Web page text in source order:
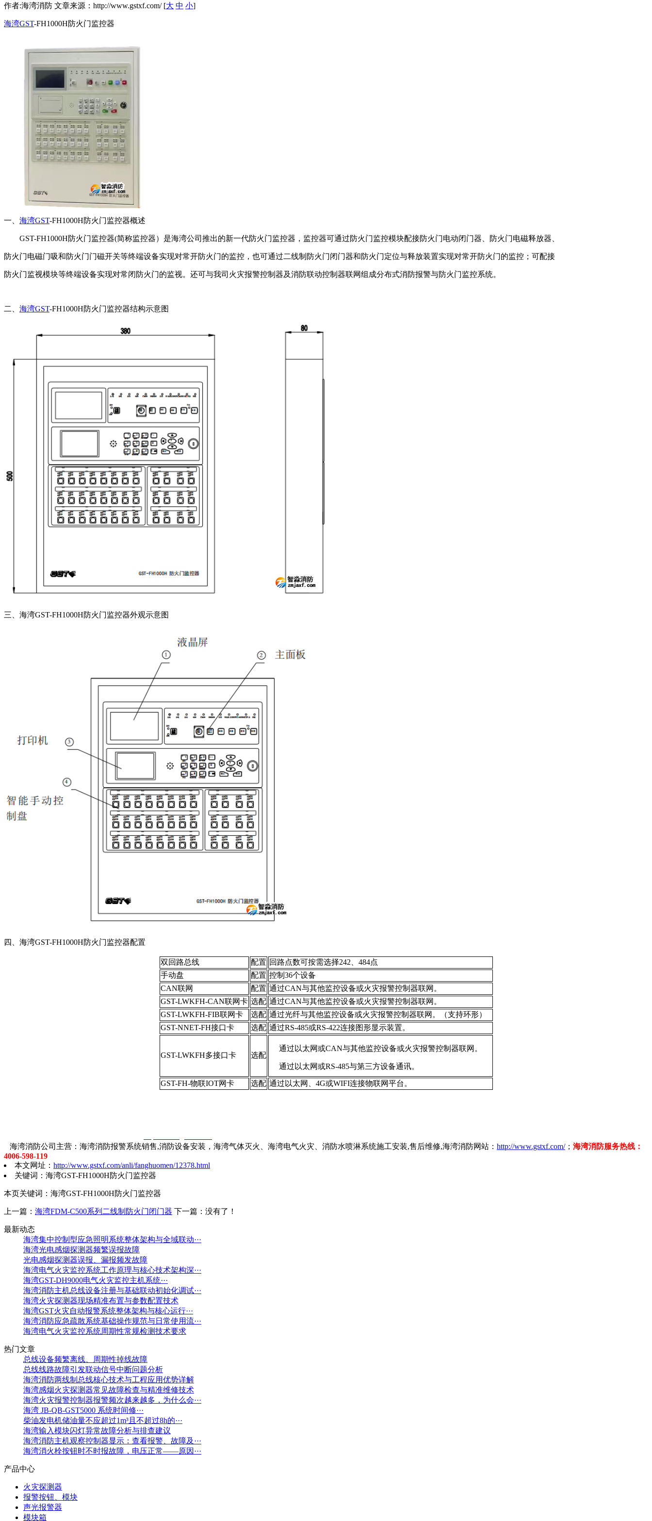
作者:海湾消防 文章来源：http://www.gstxf.com/ [大 中 小]
海湾GST-FH1000H防火门监控器
一、 海湾GST-FH1000H防火门监控器概述
GST-FH1000H防火门监控器(简称监控器）是海湾公司推出的新一代防火门监控器，监控器可通过防火门监控模块配接防火门电动闭门器、防火门电磁释放器、
防火门电磁门吸和防火门门磁开关等终端设备实现对常开防火门的监控，也可通过二线制防火门闭门器和防火门定位与释放装置实现对常开防火门的监控；可配接
防火门监视模块等终端设备实现对常闭防火门的监视。还可与我司火灾报警控制器及消防联动控制器联网组成分布式消防报警与防火门监控系统。
二、 海湾GST-FH1000H防火门监控器结构示意图
三、海湾GST-FH1000H防火门监控器外观示意图
四、海湾GST-FH1000H防火门监控器配置
双回路总线 配置 回路点数可按需选择242、484点
手动盘
配置 控制36个设备
CAN联网
配置 通过CAN与其他监控设备或火灾报警控制器联网。
GST-LWKFH-CAN联网卡 选配 通过CAN与其他监控设备或火灾报警控制器联网。
GST-LWKFH-FIB联网卡
选配 通过光纤与其他监控设备或火灾报警控制器联网。（支持环形）
GST-NNET-FH接口卡
选配 通过RS-485或RS-422连接图形显示装置。
GST-LWKFH多接口卡 选配
通过以太网或CAN与其他监控设备或火灾报警控制器联网。
通过以太网或RS-485与第三方设备通讯。
GST-FH-物联IOT网卡 选配 通过以太网、4G或WIFI连接物联网平台。
海湾消防公司主营：海湾消防报警系统销售,消防设备安装，海湾气体灭火、海湾电气火灾、消防水喷淋系统施工安装,售后维修,海湾消防网站： http://www.gstxf.com/； 海湾消防服务热线：
4006-598-119
本文网址： http://www.gstxf.com/anli/fanghuomen/12378.html
关键词：海湾GST-FH1000H防火门监控器
本页关键词：海湾GST-FH1000H防火门监控器
上一篇： 海湾FDM-C500系列二线制防火门闭门器 下一篇：没有了！
最新动态
海湾集中控制型应急照明系统整体架构与全域联动···
海湾光电感烟探测器频繁误报故障
光电感烟探测器误报、漏报频发故障
海湾电气火灾监控系统工作原理与核心技术架构深···
海湾GST-DH9000电气火灾监控主机系统···
海湾消防主机总线设备注册与基础联动初始化调试···
海湾火灾探测器现场精准布置与参数配置技术
海湾GST火灾自动报警系统整体架构与核心运行···
海湾消防应急疏散系统基础操作规范与日常使用流···
海湾电气火灾监控系统周期性常规检测技术要求
热门文章
总线设备频繁离线、周期性掉线故障
总线线路故障引发联动信号中断问题分析
海湾消防两线制总线核心技术与工程应用优势详解
海湾感烟火灾探测器常见故障检查与精准维修技术
海湾火灾报警控制器报警频次越来越多，为什么会···
海湾 JB-QB-GST5000 系统时间修···
柴油发电机储油量不应超过1m³且不超过8h的···
海湾输入模块闪灯异常故障分析与排查建议
海湾消防主机观察控制器显示：查看报警、故障及···
海湾消火栓按钮时不时报故障，电压正常——原因···
产品中心
火灾探测器
报警按钮、模块
声光报警器
模块箱